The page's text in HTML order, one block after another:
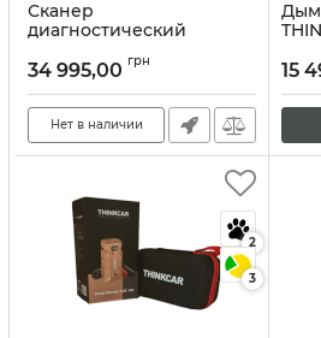
Сканер
диагностический
грузовых автомобилей
Артикул:10069
34 995,00 грн
Нет в наличии
15
2
3